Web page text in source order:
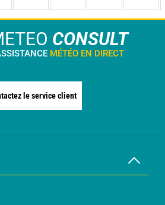
CONSULT
MÉTÉO EN DIRECT
le service client